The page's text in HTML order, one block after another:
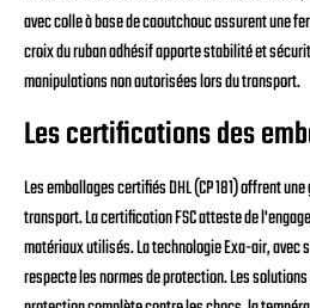
avec colle à base de caoutchouc assurent une
croix du ruban adhésif apporte stabilité et
manipulations non autorisées lors du transport.
Les certifications des
Les emballages certifiés DHL (CP 181) offrent
transport. La certification FSC atteste de
matériaux utilisés. La technologie Exa-air,
respecte les normes de protection. Les